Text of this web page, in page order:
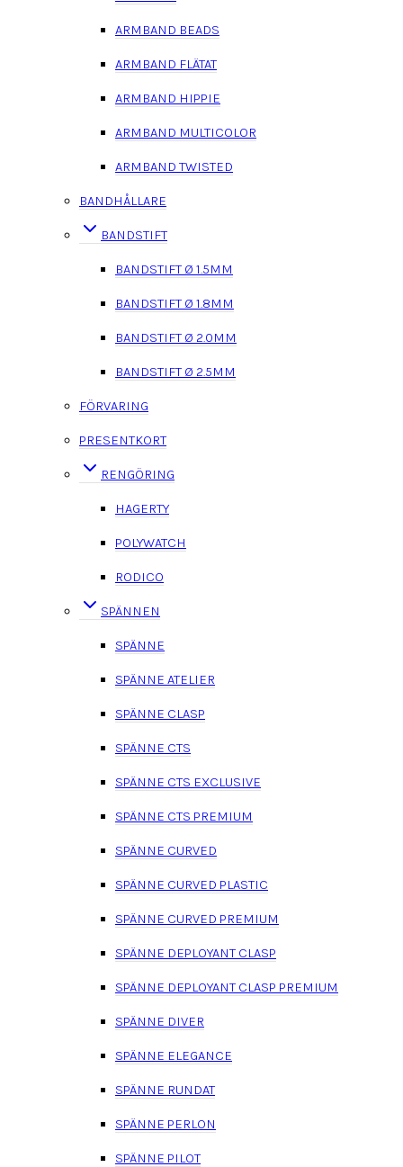
ARMBAND BEADS
ARMBAND FLÄTAT
ARMBAND HIPPIE
ARMBAND MULTICOLOR
ARMBAND TWISTED
BANDHÅLLARE
BANDSTIFT
BANDSTIFT Ø 1.5MM
BANDSTIFT Ø 1.8MM
BANDSTIFT Ø 2.0MM
BANDSTIFT Ø 2.5MM
FÖRVARING
PRESENTKORT
RENGÖRING
HAGERTY
POLYWATCH
RODICO
SPÄNNEN
SPÄNNE
SPÄNNE ATELIER
SPÄNNE CLASP
SPÄNNE CTS
SPÄNNE CTS EXCLUSIVE
SPÄNNE CTS PREMIUM
SPÄNNE CURVED
SPÄNNE CURVED PLASTIC
SPÄNNE CURVED PREMIUM
SPÄNNE DEPLOYANT CLASP
SPÄNNE DEPLOYANT CLASP PREMIUM
SPÄNNE DIVER
SPÄNNE ELEGANCE
SPÄNNE RUNDAT
SPÄNNE PERLON
SPÄNNE PILOT